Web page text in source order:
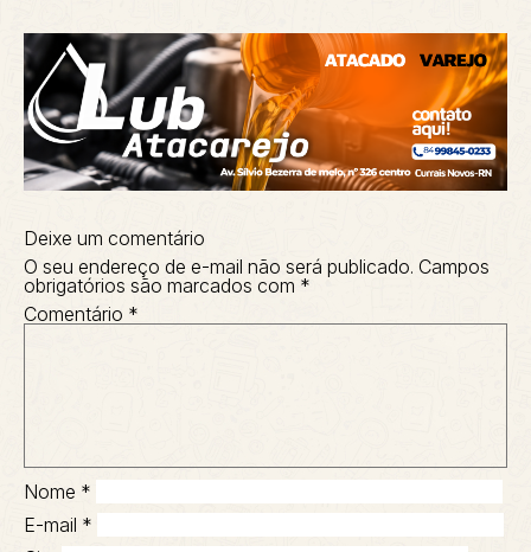
Deixe um comentário
O seu endereço de e-mail não será publicado. Campos
obrigatórios são marcados com *
Comentário *
Nome *
E-mail *